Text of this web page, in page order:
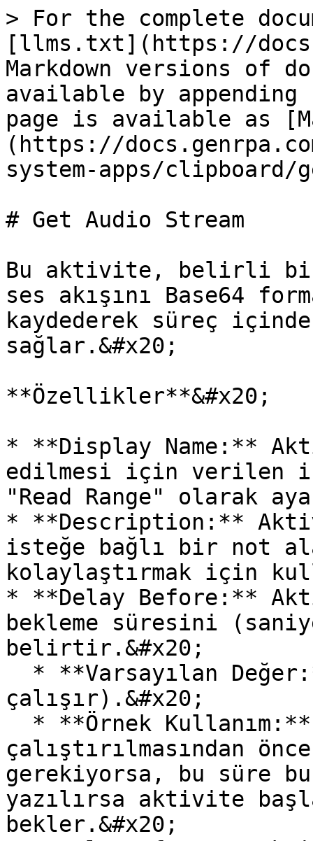
> For the complete
[llms.txt](https://
Markdown versions of
available by
page is available as
(https://
system-apps/clipboard/
# Get Audio Stream
Bu aktivite, belirli bir
ses akışını Base64
kaydederek süreç
sağlar.&#x20;
**Özellikler**&#x20;
* **Display Name:**
edilmesi için verilen
"Read Range" olarak
* **Description:**
isteğe bağlı bir not
kolaylaştırmak için
* **Delay Before:**
bekleme süresini
belirtir.&#x20;
çalışır).&#x20;
çalıştırılmasından
gerekiyorsa, bu süre
yazılırsa aktivite
bekler.&#x20;